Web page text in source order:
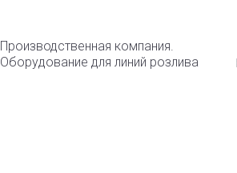
Производственная компания.
Оборудование для линий розлива